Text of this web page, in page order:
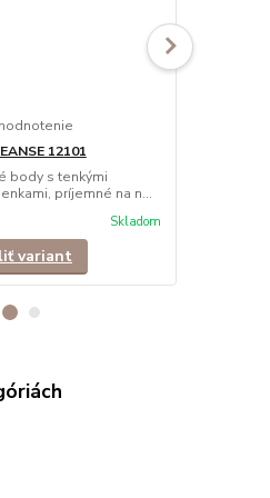
12101
body s tenkými
príjemné na n...
Skladom
variant